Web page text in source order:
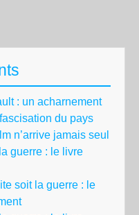
: un acharnement
du pays
n’arrive jamais seul
guerre : le livre
soit la guerre : le